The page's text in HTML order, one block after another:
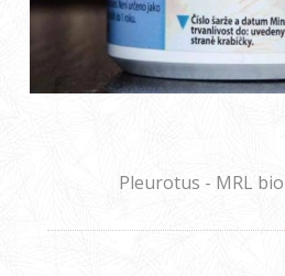
Pleurotus - MRL